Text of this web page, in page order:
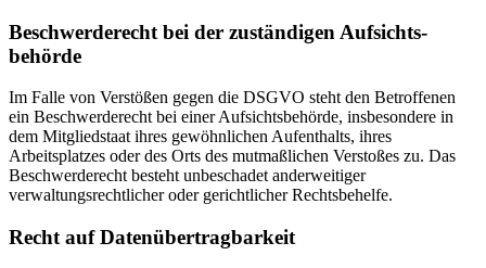
Beschwerde­recht bei der zuständigen Aufsichts­
behörde
Im Falle von Verstößen gegen die DSGVO steht den Betroffenen
ein Beschwerderecht bei einer Aufsichtsbehörde, insbesondere in
dem Mitgliedstaat ihres gewöhnlichen Aufenthalts, ihres
Arbeitsplatzes oder des Orts des mutmaßlichen Verstoßes zu. Das
Beschwerderecht besteht unbeschadet anderweitiger
verwaltungsrechtlicher oder gerichtlicher Rechtsbehelfe.
Recht auf Daten­übertrag­barkeit